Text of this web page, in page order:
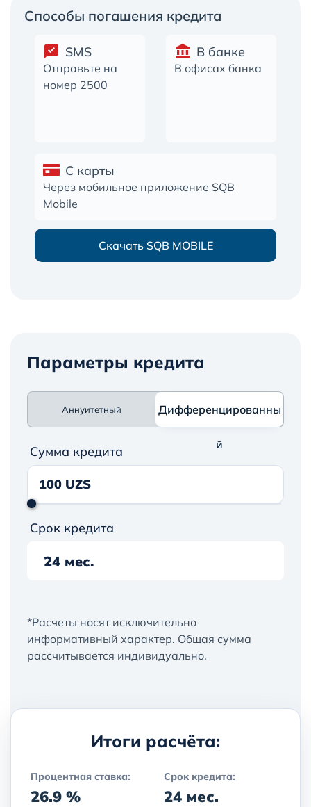
Способы погашения кредита
SMS
Отправьте на
номер 2500
В банке
В офисах банка
C карты
Через мобильное приложение SQB
Mobile
Скачать SQB MOBILE
Параметры кредита
Аннуитетный Дифференцированный
Дифференцированны
й
Сумма кредита
Срок кредита
24 мес.
*Расчеты носят исключительно
информативный характер. Общая сумма
рассчитывается индивидуально.
Итоги расчёта:
Процентная ставка:
26.9 %
Срок кредита:
24 мес.